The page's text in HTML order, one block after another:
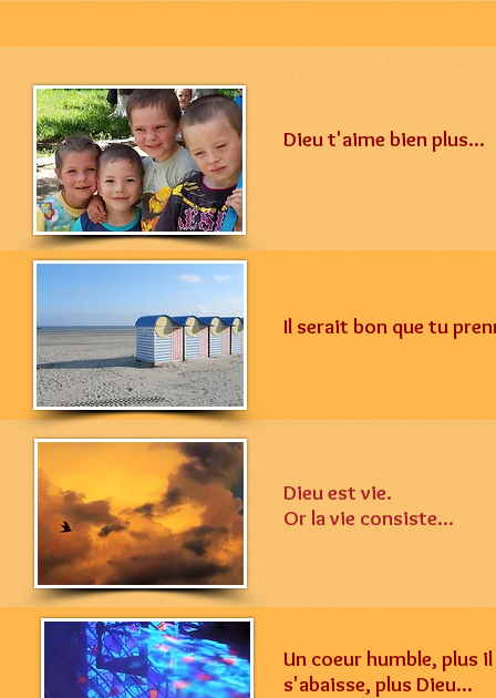
Dieu t'aime bien plus...
Il serait bon que tu
Dieu est vie.
Or la vie consiste...
Un coeur humble, plus il
s'abaisse, plus Dieu...